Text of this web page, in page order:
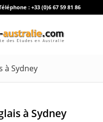
: +33 (0)6 67 59 81 86
à Sydney
à Sydney